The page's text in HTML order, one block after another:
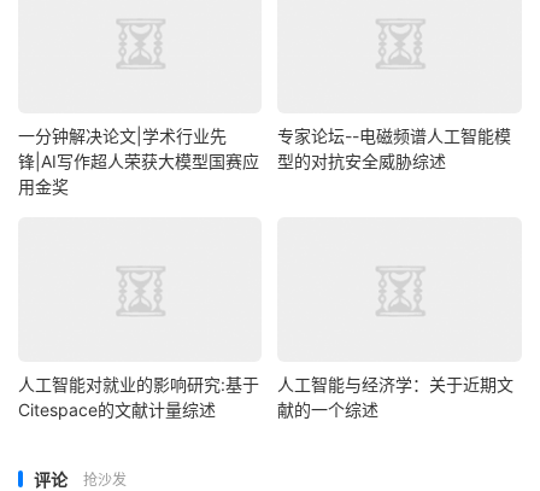
一分钟解决论文|学术行业先
锋|AI写作超人荣获大模型国赛应
用金奖
专家论坛--电磁频谱人工智能模
型的对抗安全威胁综述
人工智能对就业的影响研究:基于
Citespace的文献计量综述
人工智能与经济学：关于近期文
献的一个综述
评论 抢沙发